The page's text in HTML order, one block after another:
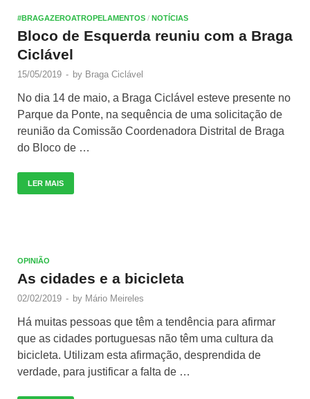
#BRAGAZEROATROPELAMENTOS / NOTÍCIAS
Bloco de Esquerda reuniu com a Braga
Ciclável
15/05/2019 - by Braga Ciclável
No dia 14 de maio, a Braga Ciclável esteve presente no
Parque da Ponte, na sequência de uma solicitação de
reunião da Comissão Coordenadora Distrital de Braga
do Bloco de …
LER MAIS
OPINIÃO
As cidades e a bicicleta
02/02/2019 - by Mário Meireles
Há muitas pessoas que têm a tendência para afirmar
que as cidades portuguesas não têm uma cultura da
bicicleta. Utilizam esta afirmação, desprendida de
verdade, para justificar a falta de …